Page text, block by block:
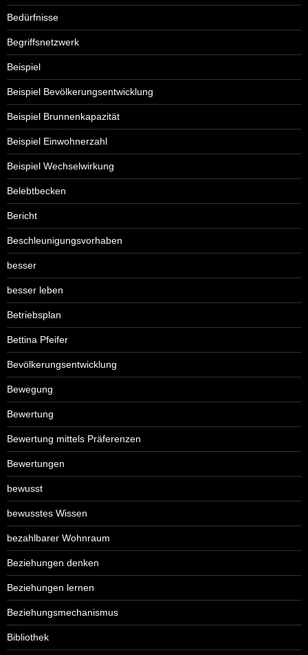
Bedürfnisse
Begriffsnetzwerk
Beispiel
Beispiel Bevölkerungsentwicklung
Beispiel Brunnenkapazität
Beispiel Einwohnerzahl
Beispiel Wechselwirkung
Belebtbecken
Bericht
Beschleunigungsvorhaben
besser
besser leben
Betriebsplan
Bettina Pfeifer
Bevölkerungsentwicklung
Bewegung
Bewertung
Bewertung mittels Präferenzen
Bewertungen
bewusst
bewusstes Wissen
bezahlbarer Wohnraum
Beziehungen denken
Beziehungen lernen
Beziehungsmechanismus
Bibliothek